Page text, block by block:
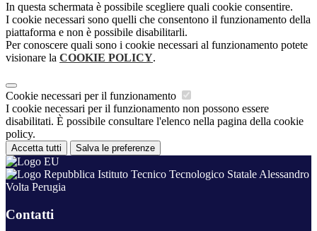
In questa schermata è possibile scegliere quali cookie consentire.
I cookie necessari sono quelli che consentono il funzionamento della
piattaforma e non è possibile disabilitarli.
Per conoscere quali sono i cookie necessari al funzionamento potete
visionare la COOKIE POLICY.
Cookie necessari per il funzionamento
I cookie necessari per il funzionamento non possono essere
disabilitati. È possibile consultare l'elenco nella pagina della cookie
policy.
Accetta tutti Salva le preferenze
Istituto Tecnico Tecnologico Statale Alessandro
Volta Perugia
Contatti